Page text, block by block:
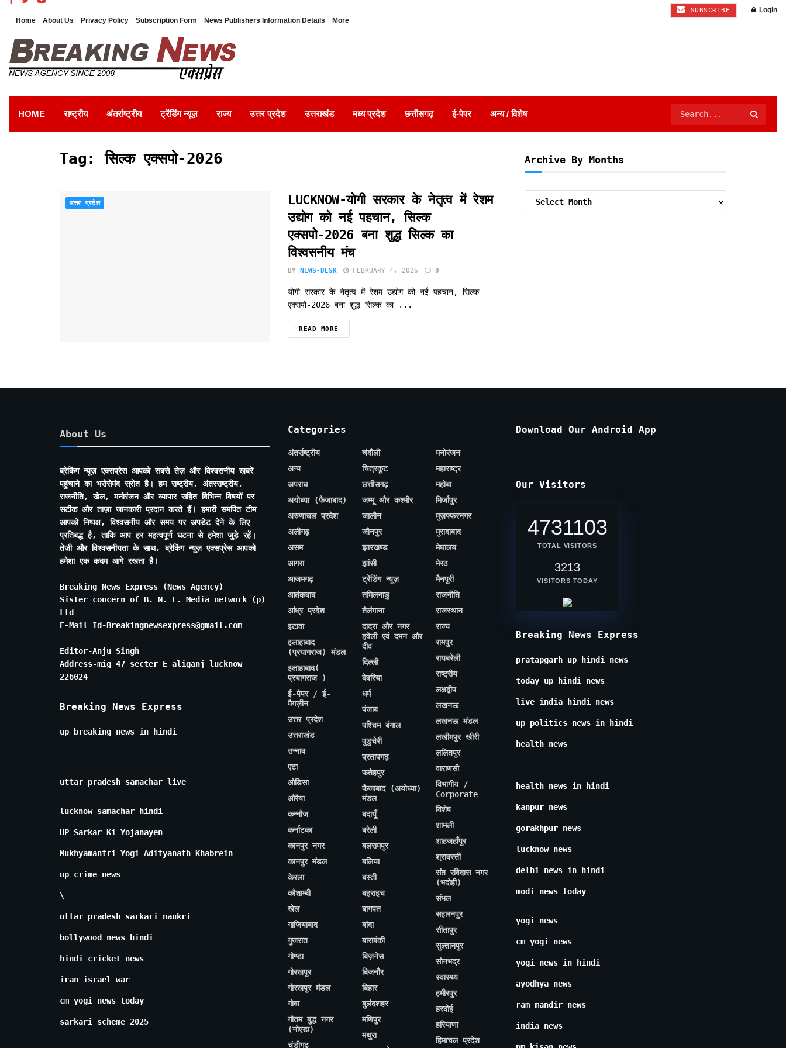
Home About Us Privacy Policy Subscription Form News Publishers Information Details More
SUBSCRIBE Login
HOME राष्ट्रीय अंतर्राष्ट्रीय ट्रेंडिंग न्यूज़ राज्य उत्तर प्रदेश उत्तराखंड मध्य प्रदेश छत्तीसगढ़ ई-पेपर अन्य / विशेष
Tag:सिल्क एक्सपो-2026
उत्तर प्रदेश
LUCKNOW-योगी सरकार के नेतृत्व में रेशम
उद्योग को नई पहचान, सिल्क
एक्सपो-2026 बना शुद्ध सिल्क का
विश्वसनीय मंच
BY NEWS-DESK FEBRUARY 4, 2026 0
योगी सरकार के नेतृत्व में रेशम उद्योग को नई पहचान, सिल्क
एक्सपो-2026 बना शुद्ध सिल्क का ...
READ MORE
Archive By Months
About Us
ब्रेकिंग न्यूज़ एक्सप्रेस आपको सबसे तेज़ और विश्वसनीय खबरें
पहुंचाने का भरोसेमंद स्रोत है। हम राष्ट्रीय, अंतरराष्ट्रीय,
राजनीति, खेल, मनोरंजन और व्यापार सहित विभिन्न विषयों पर
सटीक और ताज़ा जानकारी प्रदान करते हैं। हमारी समर्पित टीम
आपको निष्पक्ष, विश्वसनीय और समय पर अपडेट देने के लिए
प्रतिबद्ध है, ताकि आप हर महत्वपूर्ण घटना से हमेशा जुड़े रहें।
तेज़ी और विश्वसनीयता के साथ, ब्रेकिंग न्यूज़ एक्सप्रेस आपको
हमेशा एक कदम आगे रखता है।
Breaking News Express (News Agency)
Sister concern of B. N. E. Media network (p)
Ltd
E-Mail Id-Breakingnewsexpress@gmail.com
Editor-Anju Singh
Address-mig 47 secter E aliganj lucknow
226024
Breaking News Express
up breaking news in hindi
uttar pradesh samachar live
lucknow samachar hindi
UP Sarkar Ki Yojanayen
Mukhyamantri Yogi Adityanath Khabrein
up crime news
\
uttar pradesh sarkari naukri
bollywood news hindi
hindi cricket news
iran israel war
cm yogi news today
sarkari scheme 2025
Categories
अंतर्राष्ट्रीय
अन्य
अपराध
अयोध्या (फैजाबाद)
अरुणाचल प्रदेश
अलीगढ़
असम
आगरा
आजमगढ़
आतंकवाद
आंध्र प्रदेश
इटावा
इलाहाबाद
(प्रयागराज) मंडल
इलाहाबाद(
प्रयागराज )
ई-पेपर / ई-
मैगज़ीन
उत्तर प्रदेश
उत्तराखंड
उन्नाव
एटा
ओडिसा
औरैया
कन्नौज
कर्नाटका
कानपुर नगर
कानपुर मंडल
केरला
कौशाम्बी
खेल
गाजियाबाद
गुजरात
गोण्डा
गोरखपुर
गोरखपुर मंडल
गोवा
गौतम बुद्ध नगर
(नोएडा)
चंडीगढ़
चंदौली
चित्रकूट
छत्तीसगढ़
जम्मू और कश्मीर
जालौन
जौनपुर
झारखण्ड
झांसी
ट्रेंडिंग न्यूज़
तमिलनाडु
तेलंगाना
दादरा और नगर
हवेली एवं दमन और
दीव
दिल्ली
देवरिया
धर्म
पंजाब
पश्चिम बंगाल
पुडुचेरी
प्रतापगढ़
फतेहपुर
फैजाबाद (अयोध्या)
मंडल
बदायूँ
बरेली
बलरामपुर
बलिया
बस्ती
बहराइच
बागपत
बांदा
बाराबंकी
बिज़नेस
बिजनौर
बिहार
बुलंदशहर
मणिपुर
मथुरा
मनोरंजन
महाराष्ट्र
महोबा
मिर्जापुर
मुज़फ्फरनगर
मुरादाबाद
मेघालय
मेरठ
मैनपुरी
राजनीति
राजस्थान
राज्य
रामपुर
रायबरेली
राष्ट्रीय
लक्षद्वीप
लखनऊ
लखनऊ मंडल
लखीमपुर खीरी
ललितपुर
वाराणसी
विभागीय /
Corporate
विशेष
शामली
शाहजहाँपुर
श्रावस्ती
संत रविदास नगर
(भदोही)
संभल
सहारनपुर
सीतापुर
सुल्तानपुर
सोनभद्र
स्वास्थ्य
हमीरपुर
हरदोई
हरियाणा
हिमाचल प्रदेश
Download Our Android App
Our Visitors
4731103
TOTAL VISITORS
3213
VISITORS TODAY
Breaking News Express
pratapgarh up hindi news
today up hindi news
live india hindi news
up politics news in hindi
health news
health news in hindi
kanpur news
gorakhpur news
lucknow news
delhi news in hindi
modi news today
yogi news
cm yogi news
yogi news in hindi
ayodhya news
ram mandir news
india news